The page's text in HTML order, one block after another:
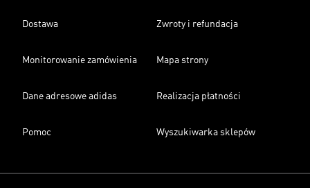
Dostawa Zwroty i refundacja
Monitorowanie zamówienia Mapa strony
Dane adresowe adidas Realizacja płatności
Pomoc Wyszukiwarka sklepów